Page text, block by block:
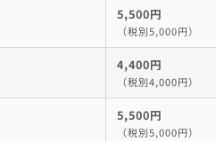
5,500円
（税別5,000円）
4,400円
（税別4,000円）
5,500円
（税別5,000円）